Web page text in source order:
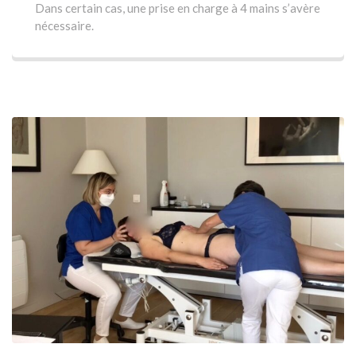
Dans certain cas, une prise en charge à 4 mains s’avère
nécessaire.